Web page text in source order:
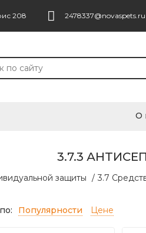
208 2478337@novaspets.ru
О
3.7.3
защиты / 3.7
Популярности Цене